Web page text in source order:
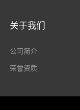
关于我们
公司简介
荣誉资质